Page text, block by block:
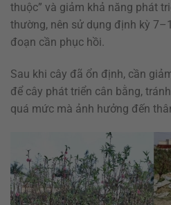
thuộc” và giảm khả năng phát
thường, nên sử dụng định kỳ
đoạn cần phục hồi.
Sau khi cây đã ổn định, cần
để cây phát triển cân bằng,
quá mức mà ảnh hưởng đến